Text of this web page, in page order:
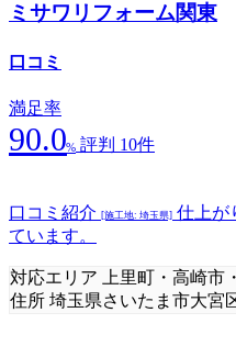
ミサワリフォーム関東
口コミ
満足率
90.0% 評判 10件
口コミ紹介 [施工地: 埼玉県] 仕上が
ています。
対応エリア
上里町・高崎市
住所 埼玉県さいたま市大宮